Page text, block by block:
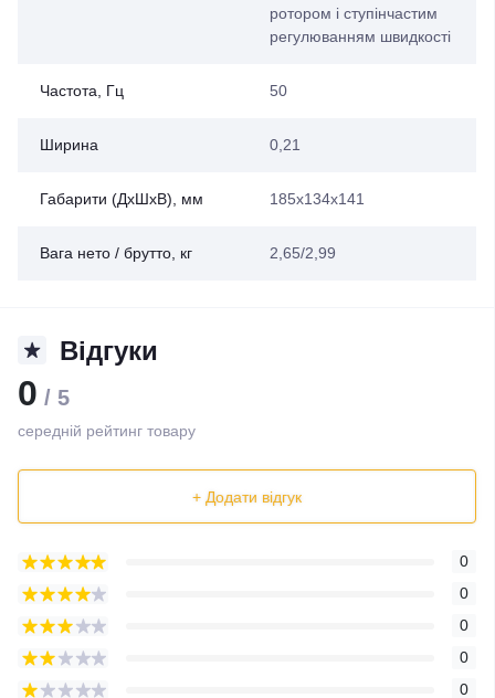
ротором і ступінчастим
регулюванням швидкості
Частота, Гц 50
Ширина 0,21
Габарити (ДхШхВ), мм 185х134х141
Вага нето / брутто, кг 2,65/2,99
Відгуки
0 / 5
середній рейтинг товару
+ Додати відгук
0
0
0
0
0